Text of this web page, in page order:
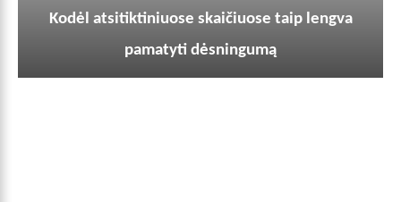
Kodėl atsitiktiniuose skaičiuose taip lengva
pamatyti dėsningumą